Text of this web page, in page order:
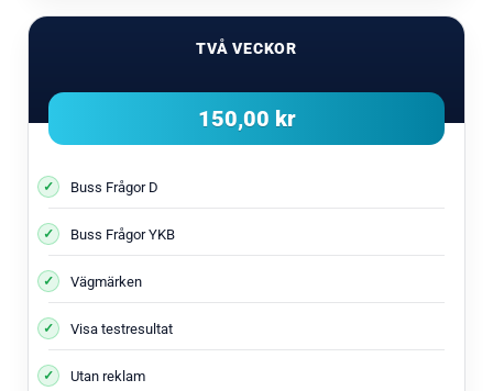
TVÅ VECKOR
150,00 kr
Buss Frågor D
Buss Frågor YKB
Vägmärken
Visa testresultat
Utan reklam